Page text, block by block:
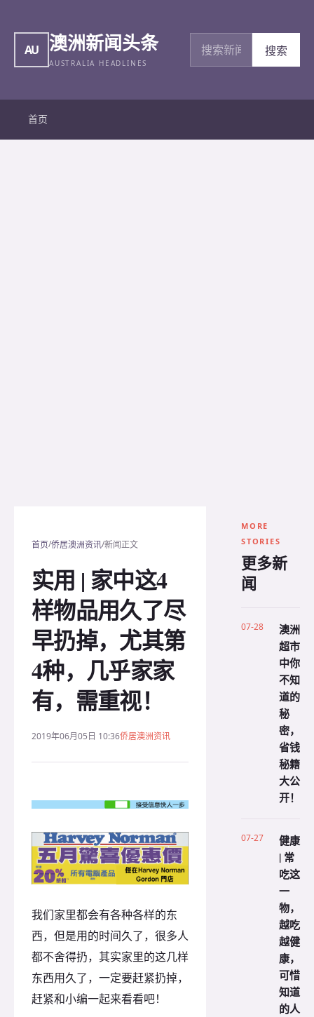
AU 澳洲新闻头条
AUSTRALIA HEADLINES
搜索新闻
搜索
首页
首页/侨居澳洲资讯/新闻正文
实用 | 家中这4
样物品用久了尽
早扔掉，尤其第
4种，几乎家家
有，需重视！
2019年06月05日 10:36侨居澳洲资讯
我们家里都会有各种各样的东
西，但是用的时间久了，很多人
都不舍得扔，其实家里的这几样
东西用久了，一定要赶紧扔掉，
赶紧和小编一起来看看吧！
MORE
STORIES
更多新
闻
07-28
澳洲
超市
中你
不知
道的
秘
密，
省钱
秘籍
大公
开！
07-27
健康
| 常
吃这
一
物，
越吃
越健
康，
可惜
知道
的人